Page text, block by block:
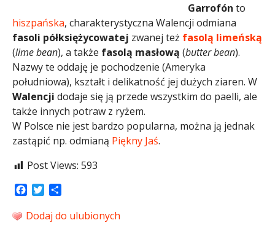
Garrofón to
hiszpańska, charakterystyczna Walencji odmiana
fasoli półksiężycowatej zwanej też fasolą limeńską
(lime bean), a także fasolą masłową (butter bean).
Nazwy te oddaję je pochodzenie (Ameryka
południowa), kształt i delikatność jej dużych ziaren. W
Walencji dodaje się ją przede wszystkim do paelli, ale
także innych potraw z ryżem.
W Polsce nie jest bardzo popularna, można ją jednak
zastąpić np. odmianą Piękny Jaś.
Post Views: 593
Facebook
Twitter
Dodaj do ulubionych